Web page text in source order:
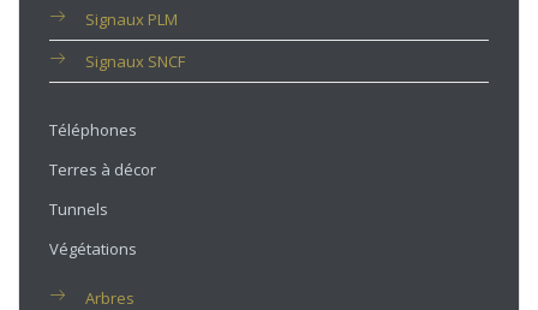
Signaux PLM
Signaux SNCF
Téléphones
Terres à décor
Tunnels
Végétations
Arbres